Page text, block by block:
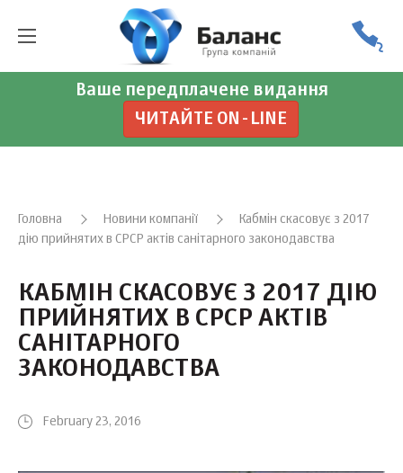
Ваше передплачене видання
ЧИТАЙТЕ ON-LINE
Головна Новини компанії
Кабмін скасовує з 2017
дію прийнятих в СРСР актів санітарного законодавства
КАБМІН СКАСОВУЄ З 2017 ДІЮ
ПРИЙНЯТИХ В СРСР АКТІВ
САНІТАРНОГО
ЗАКОНОДАВСТВА
February 23, 2016